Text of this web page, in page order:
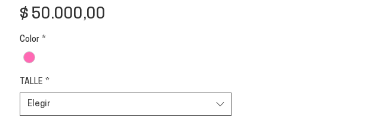
$ 50.000,00
Color *
TALLE *
Elegir